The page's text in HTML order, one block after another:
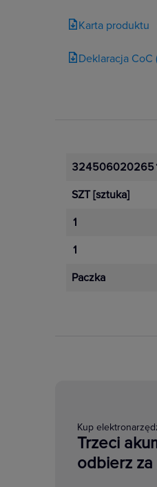
Karta produktu
Deklaracja
SZT [sztuka]
1
1
Paczka
Kup
Trzeci
odbierz za